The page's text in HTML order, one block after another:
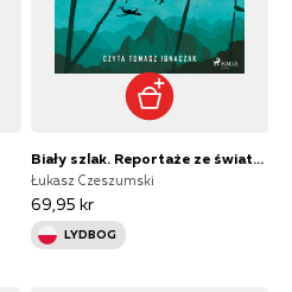
Biały szlak. Reportaże ze świata wojny kokainowej
Łukasz Czeszumski
69,95 kr
LYDBOG